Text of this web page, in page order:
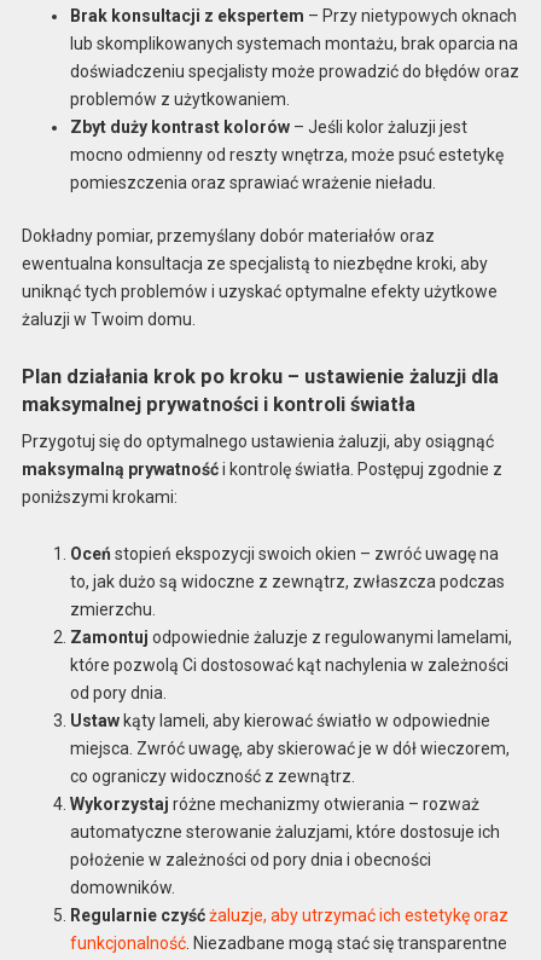
Brak konsultacji z ekspertem – Przy nietypowych oknach
lub skomplikowanych systemach montażu, brak oparcia na
doświadczeniu specjalisty może prowadzić do błędów oraz
problemów z użytkowaniem.
Zbyt duży kontrast kolorów– Jeśli kolor żaluzji jest
mocno odmienny od reszty wnętrza, może psuć estetykę
pomieszczenia oraz sprawiać wrażenie nieładu.
Dokładny pomiar, przemyślany dobór materiałów oraz
ewentualna konsultacja ze specjalistą to niezbędne kroki, aby
uniknąć tych problemów i uzyskać optymalne efekty użytkowe
żaluzji w Twoim domu.
Plan działania krok po kroku – ustawienie żaluzji dla
maksymalnej prywatności i kontroli światła
Przygotuj się do optymalnego ustawienia żaluzji, aby osiągnąć
maksymalną prywatnośći kontrolę światła. Postępuj zgodnie z
poniższymi krokami:
Oceń stopień ekspozycji swoich okien – zwróć uwagę na
to, jak dużo są widoczne z zewnątrz, zwłaszcza podczas
zmierzchu.
Zamontuj odpowiednie żaluzje z regulowanymi lamelami,
które pozwolą Ci dostosować kąt nachylenia w zależności
od pory dnia.
Ustawkąty lameli, aby kierować światło w odpowiednie
miejsca. Zwróć uwagę, aby skierować je w dół wieczorem,
co ograniczy widoczność z zewnątrz.
Wykorzystaj różne mechanizmy otwierania – rozważ
automatyczne sterowanie żaluzjami, które dostosuje ich
położenie w zależności od pory dnia i obecności
domowników.
Regularnie czyśćżaluzje, aby utrzymać ich estetykę oraz
funkcjonalność. Niezadbane mogą stać się transparentne